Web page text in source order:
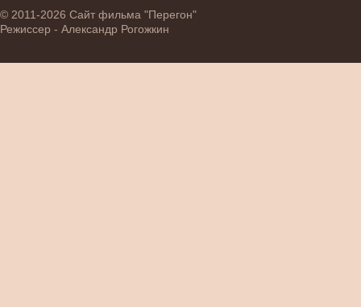
© 2011-2026 Сайт фильма "Перегон"
Режиссер - Александр Рогожкин